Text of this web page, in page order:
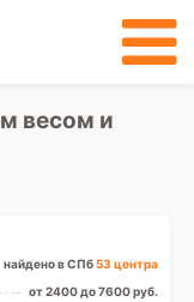
весом и
найдено в СПб53 центра
от 2400 до 7600 руб.